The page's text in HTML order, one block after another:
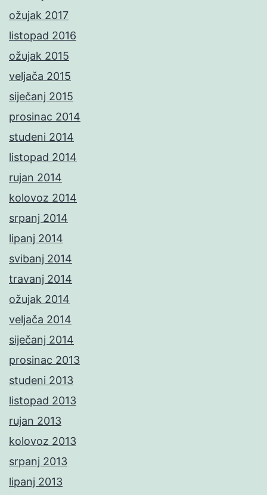
ožujak 2017
listopad 2016
ožujak 2015
veljača 2015
siječanj 2015
prosinac 2014
studeni 2014
listopad 2014
rujan 2014
kolovoz 2014
srpanj 2014
lipanj 2014
svibanj 2014
travanj 2014
ožujak 2014
veljača 2014
siječanj 2014
prosinac 2013
studeni 2013
listopad 2013
rujan 2013
kolovoz 2013
srpanj 2013
lipanj 2013